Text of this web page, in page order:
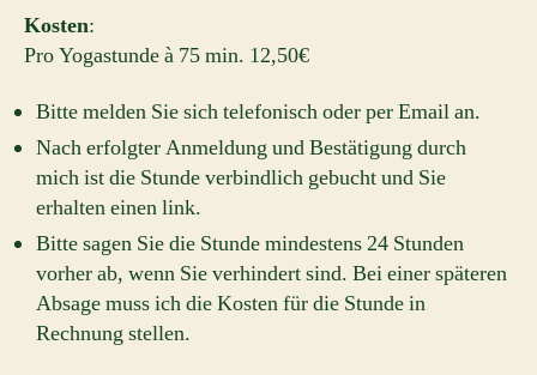
Kosten:
Pro Yogastunde à 75 min. 12,50€
Bitte melden Sie sich telefonisch oder per Email an.
Nach erfolgter Anmeldung und Bestätigung durch
mich ist die Stunde verbindlich gebucht und Sie
erhalten einen link.
Bitte sagen Sie die Stunde mindestens 24 Stunden
vorher ab, wenn Sie verhindert sind. Bei einer späteren
Absage muss ich die Kosten für die Stunde in
Rechnung stellen.